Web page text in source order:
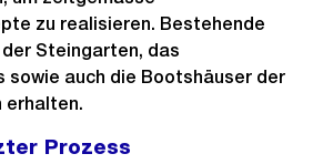
zu realisieren. Bestehende
Steingarten, das
sowie auch die Bootshäuser der
erhalten.
Prozess